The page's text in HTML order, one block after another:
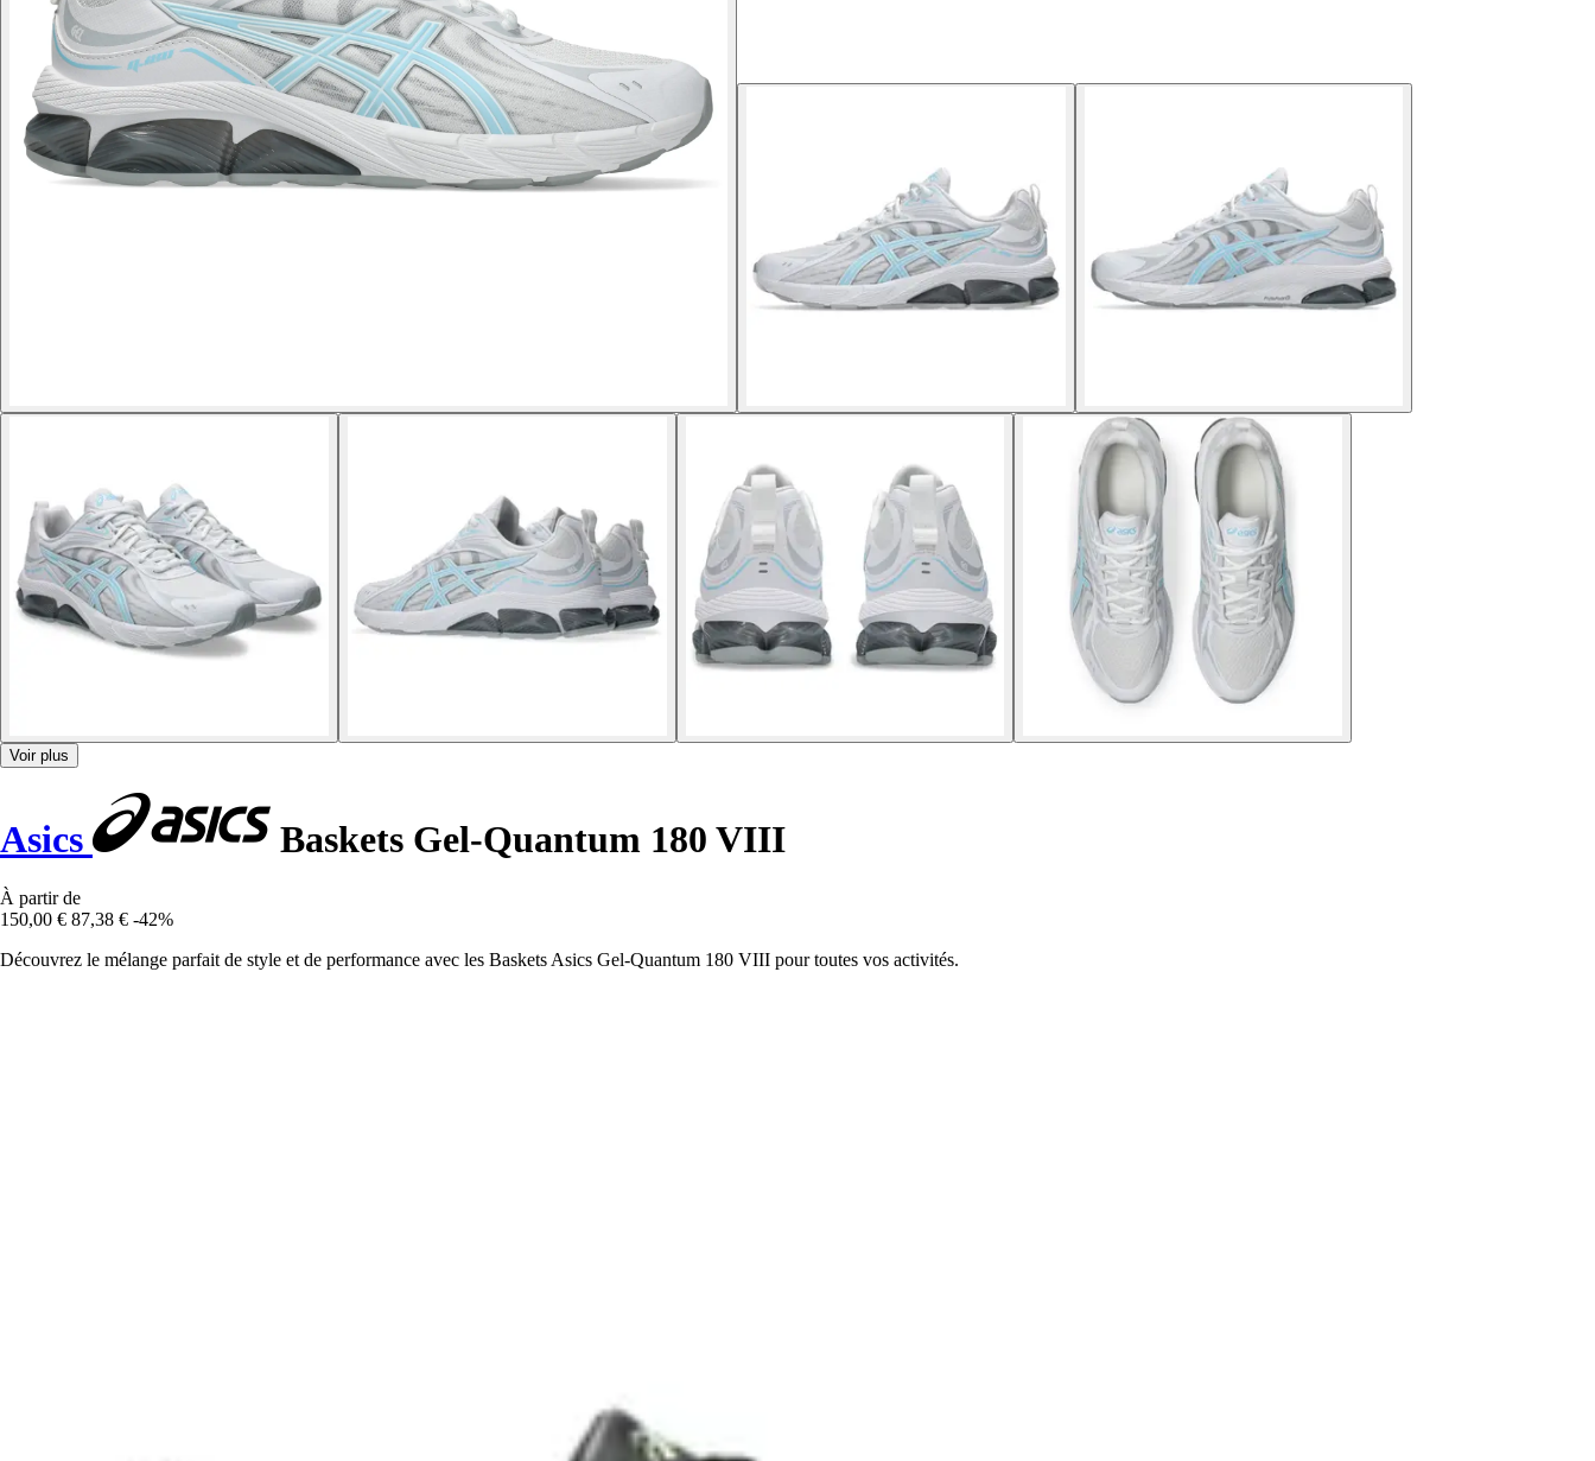
Voir plus
Asics Baskets Gel-Quantum 180 VIII
À partir de
150,00 € 87,38 € -42%
Découvrez le mélange parfait de style et de performance avec les Baskets Asics Gel-Quantum 180 VIII pour toutes vos activités.